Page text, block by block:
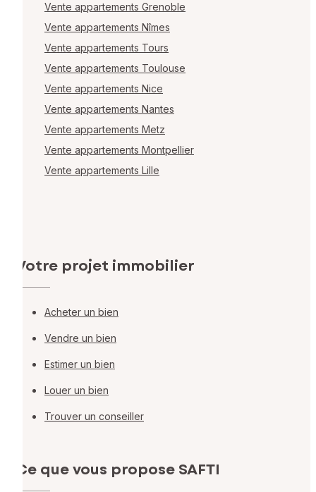
Vente appartements Grenoble
Vente appartements Nîmes
Vente appartements Tours
Vente appartements Toulouse
Vente appartements Nice
Vente appartements Nantes
Vente appartements Metz
Vente appartements Montpellier
Vente appartements Lille
Votre projet immobilier
Acheter un bien
Vendre un bien
Estimer un bien
Louer un bien
Trouver un conseiller
Ce que vous propose SAFTI